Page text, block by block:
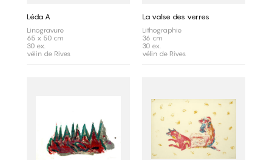
Léda A
Linogravure
65 x 50 cm
30 ex.
vélin de Rives
La valse des verres
Lithographie
36 cm
30 ex.
vélin de Rives